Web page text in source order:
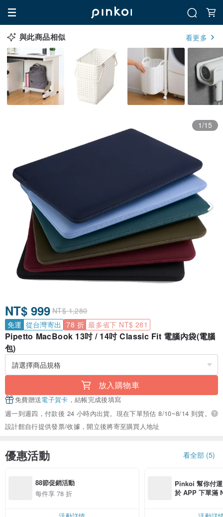
與此商品相似 看更多
1/15
NT$ 999 NT$ 1,280
免運 從台灣寄出 78 折 最多省下 NT$ 281
Pipetto MacBook 13吋 / 14吋 Classic Fit 電腦內袋(電腦
包)
放入購物車
免費贈送電子賀卡 ，結帳完成後填寫
週一到週四，付款後 24 小時內出貨。現在下單預估 8/10~8/14 到貨。
設計館自行提供發票/收據，開立後將寄至購買人地址
優惠活動 看全部 (5)
88節促銷活動
每件享 78 折
Pinkoi 幫你付
於 APP 下單滿